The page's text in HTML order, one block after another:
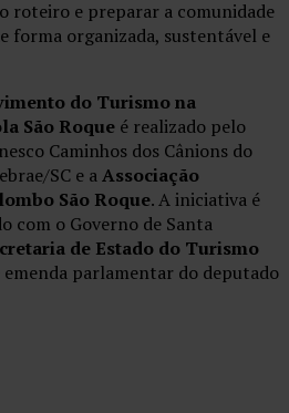
roteiro e preparar a comunidade
forma organizada, sustentável e
do Turismo na
São Roque é realizado pelo
Caminhos dos Cânions do
SC e aAssociação
São Roque. A iniciativa é
com o Governo de Santa
de Estado do Turismo
emenda parlamentar do deputado